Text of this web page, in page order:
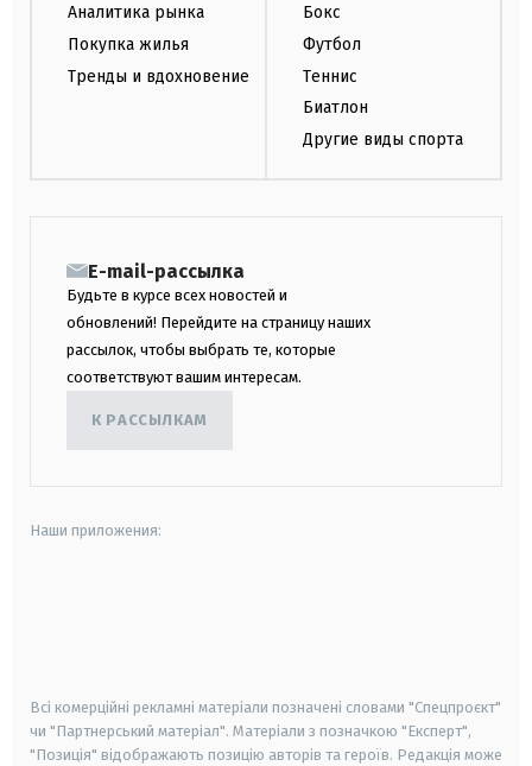
Аналитика рынка
Покупка жилья
Тренды и вдохновение
Бокс
Футбол
Теннис
Биатлон
Другие виды спорта
E-mail-рассылка
Будьте в курсе всех новостей и
обновлений! Перейдите на страницу наших
рассылок, чтобы выбрать те, которые
соответствуют вашим интересам.
К РАССЫЛКАМ
Наши приложения:
Всі комерційні рекламні матеріали позначені словами "Спецпроєкт"
чи "Партнерський матеріал". Матеріали з позначкою "Експерт",
"Позиція" відображають позицію авторів та героїв. Редакція може